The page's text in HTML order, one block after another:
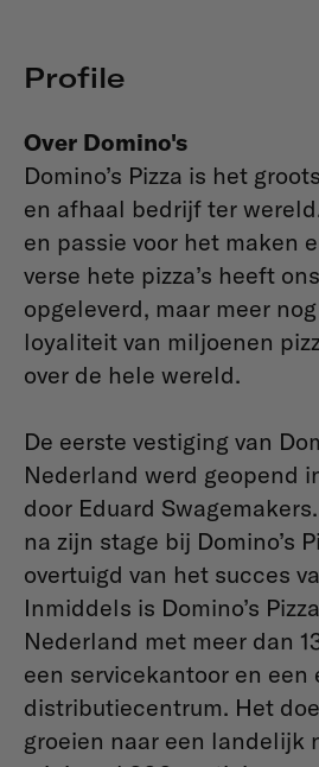
Profile
Over Domino's
Domino’s Pizza is het
en afhaal bedrijf ter
en passie voor het maken
verse hete pizza’s heeft
opgeleverd, maar meer
loyaliteit van miljoenen
over de hele wereld.
De eerste vestiging van
Nederland werd geopend
door Eduard
na zijn stage bij Domino’s
overtuigd van het succes
Inmiddels is Domino’s
Nederland met meer dan
een servicekantoor en een
distributiecentrum. Het
groeien naar een landelijk